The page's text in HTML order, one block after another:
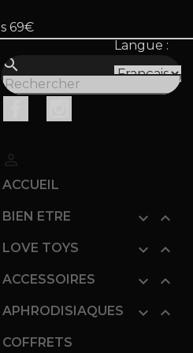
69€
Langue :
search
ACCUEIL
 
BIEN ETRE
 
LOVE TOYS
 
ACCESSOIRES
 
APHRODISIAQUES
COFFRETS